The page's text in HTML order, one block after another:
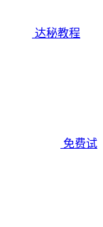
达秘教程
免费试